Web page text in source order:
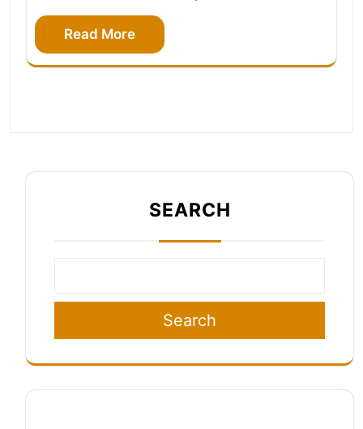
Read More
SEARCH
Search